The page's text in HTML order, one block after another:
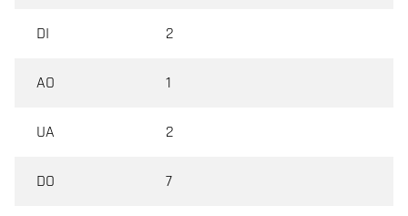
DI 2
AO 1
UA 2
DO 7